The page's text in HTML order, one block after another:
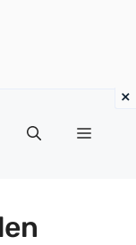
Menu